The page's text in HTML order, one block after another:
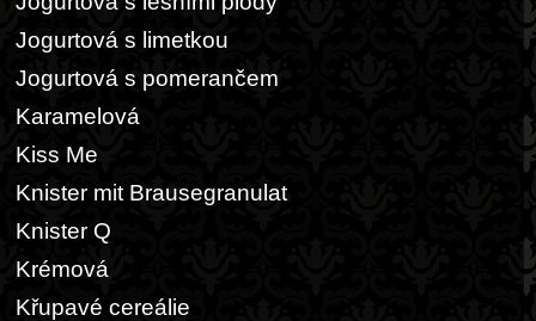
Jogurtová s limetkou
Jogurtová s pomerančem
Karamelová
Kiss Me
Knister mit Brausegranulat
Knister Q
Krémová
Křupavé cereálie